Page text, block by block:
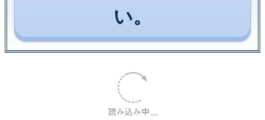
い。